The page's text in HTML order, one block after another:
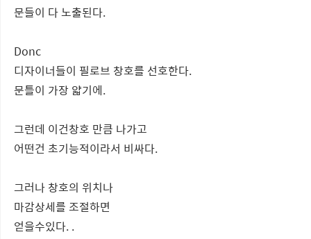
문들이 다 노출된다.
Donc
디자이너들이 필로브 창호를 선호한다.
문틀이 가장 얇기에.
그런데 이건창호 만큼 나가고
어떤건 초기능적이라서 비싸다.
그러나 창호의 위치나
마감상세를 조절하면
얻을수있다. .